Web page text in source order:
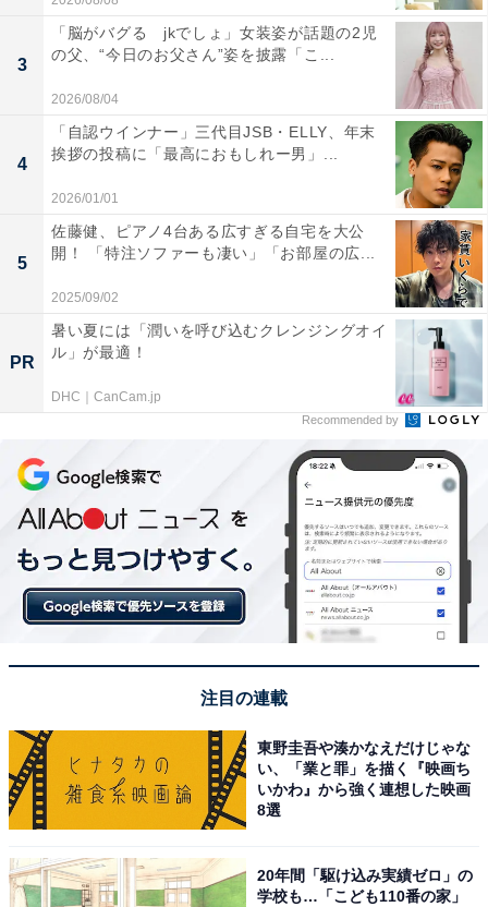
3
「脳がバグる jkでしょ」女装姿が話題の2児
の父、“今日のお父さん”姿を披露「こ...
2026/08/04
4
「自認ウインナー」三代目JSB・ELLY、年末
挨拶の投稿に「最高におもしれー男」...
2026/01/01
5
佐藤健、ピアノ4台ある広すぎる自宅を大公
開！ 「特注ソファーも凄い」「お部屋の広...
2025/09/02
PR
暑い夏には「潤いを呼び込むクレンジングオイ
ル」が最適！
DHC｜CanCam.jp
Recommended by
注目の連載
東野圭吾や湊かなえだけじゃな
い、「業と罪」を描く『映画ち
いかわ』から強く連想した映画
8選
20年間「駆け込み実績ゼロ」の
学校も…「こども110番の家」